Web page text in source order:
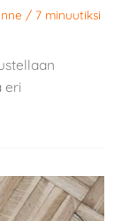
/ 7 minuutiksi
eri